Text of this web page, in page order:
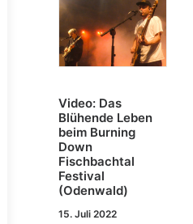
Video: Das
Blühende Leben
beim Burning
Down
Fischbachtal
Festival
(Odenwald)
15. Juli 2022